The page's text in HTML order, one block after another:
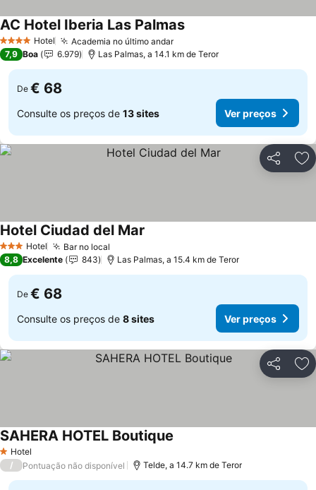
4 EstrelasHotel Academia no último andar
AC Hotel Iberia Las Palmas
7,9 Boa 6.979 Las Palmas, a 14.1 km de Teror
De € 68
Consulte os preços de 13 sites Ver preços
Partilhar
3 EstrelasHotel Bar no local
Hotel Ciudad del Mar
8,8 Excelente 843 Las Palmas, a 15.4 km de Teror
De € 68
Consulte os preços de 8 sites Ver preços
Partilhar
1 Estrelas
Hotel
SAHERA HOTEL Boutique
/ Pontuação não disponível Telde, a 14.7 km de Teror